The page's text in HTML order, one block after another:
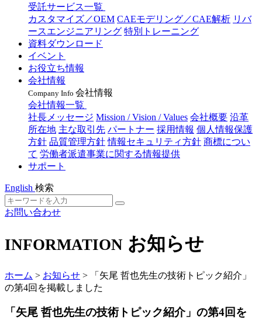
受託サービス一覧
カスタマイズ／OEM CAEモデリング／CAE解析 リバ
ースエンジニアリング 特別トレーニング
資料ダウンロード
イベント
お役立ち情報
会社情報
Company Info 会社情報
会社情報一覧
社長メッセージ Mission / Vision / Values 会社概要 沿革
所在地 主な取引先 パートナー 採用情報 個人情報保護
方針 品質管理方針 情報セキュリティ方針 商標につい
て 労働者派遣事業に関する情報提供
サポート
English 検索
お問い合わせ
INFORMATION お知らせ
ホーム > お知らせ >
「矢尾 哲也先生の技術トピック紹介」
の第4回を掲載しました
「矢尾 哲也先生の技術トピック紹介」の第4回を